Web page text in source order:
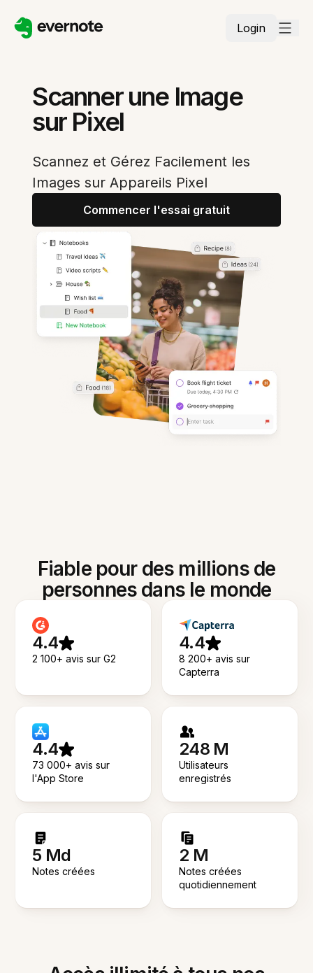
Login
Scanner une Image
sur Pixel
Scannez et Gérez Facilement les
Images sur Appareils Pixel
Commencer l'essai gratuit
Fiable pour des millions de
personnes dans le monde
4.4
2 100+ avis sur G2
4.4
8 200+ avis sur
Capterra
4.4
73 000+ avis sur
l'App Store
248 M
Utilisateurs
enregistrés
5 Md
Notes créées
2 M
Notes créées
quotidiennement